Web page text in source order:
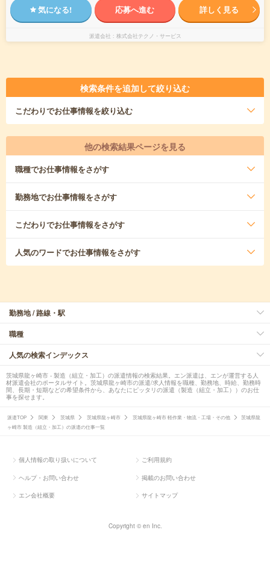
気になる! 応募へ進む 詳しく見る
派遣会社 株式会社テクノ・サービス
検索条件を追加して絞り込む
こだわりでお仕事情報を絞り込む
他の検索結果ページを見る
職種でお仕事情報をさがす
勤務地でお仕事情報をさがす
こだわりでお仕事情報をさがす
人気のワードでお仕事情報をさがす
勤務地 / 路線・駅
職種
人気の検索インデックス
茨城県龍ヶ崎市 - 製造（組立・加工）の派遣情報の検索結果。エン派遣は、エンが運営する人
材派遣会社のポータルサイト。茨城県龍ヶ崎市の派遣/求人情報を職種、勤務地、時給、勤務時
間、長期・短期などの希望条件から、あなたにピッタリの派遣（製造（組立・加工））のお仕
事を探せます。
派遣TOP 関東 茨城県 茨城県龍ヶ崎市 茨城県龍ヶ崎市 軽作業・物流・工場・その他
茨城県龍
ヶ崎市 製造（組立・加工）の派遣の仕事一覧
個人情報の取り扱いについて ご利用規約
ヘルプ・お問い合わせ 掲載のお問い合わせ
エン会社概要 サイトマップ
Copyright © en Inc.